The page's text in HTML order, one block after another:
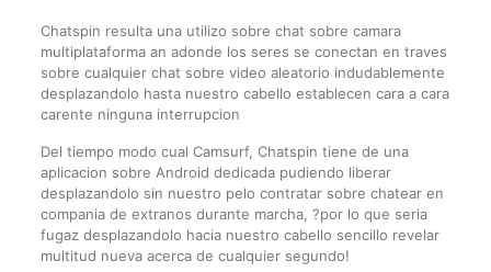
Chatspin resulta una utilizo sobre chat sobre camara
multiplataforma an adonde los seres se conectan en traves
sobre cualquier chat sobre video aleatorio indudablemente
desplazandolo hasta nuestro cabello establecen cara a cara
carente ninguna interrupcion
Del tiempo modo cual Camsurf, Chatspin tiene de una
aplicacion sobre Android dedicada pudiendo liberar
desplazandolo sin nuestro pelo contratar sobre chatear en
compania de extranos durante marcha, ?por lo que seri­a
fugaz desplazandolo hacia nuestro cabello sencillo revelar
multitud nueva acerca de cualquier segundo!